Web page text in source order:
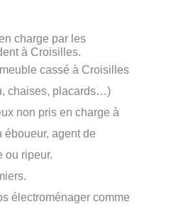
charge par les
à Croisilles.
cassé à Croisilles
chaises, placards…)
non pris en charge à
éboueur, agent de
ou ripeur.
électroménager comme